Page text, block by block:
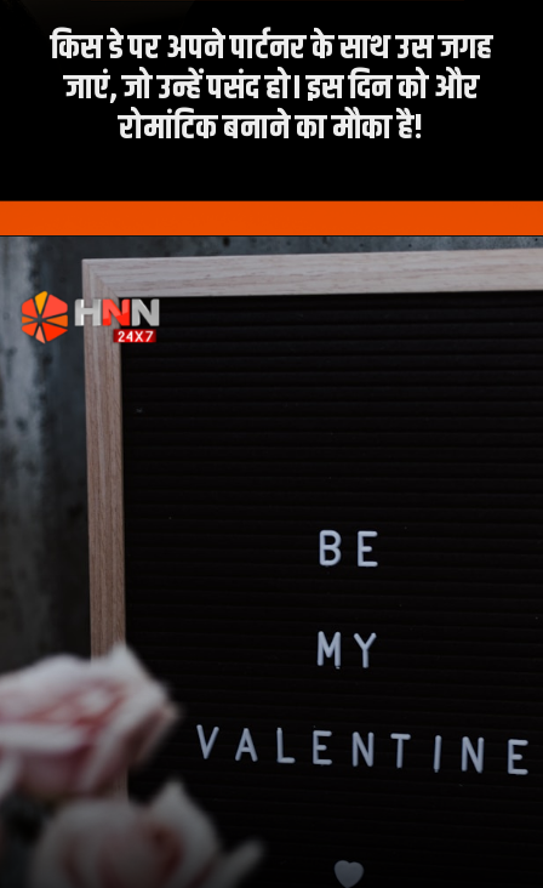
किस डे पर अपने पार्टनर के साथ उस जगह
जाएं, जो उन्हें पसंद हो। इस दिन को और
रोमांटिक बनाने का मौका है!